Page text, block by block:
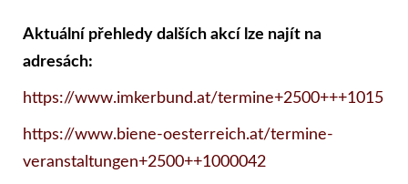
Aktuální přehledy dalších akcí lze najít na
adresách:
https://www.imkerbund.at/termine+2500+++1015
https://www.biene-oesterreich.at/termine-
veranstaltungen+2500++1000042